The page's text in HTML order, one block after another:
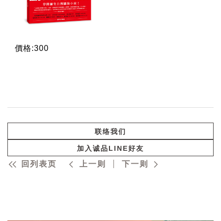
價格:300
联络我们
加入诚品LINE好友
回列表页 上一则 下一则